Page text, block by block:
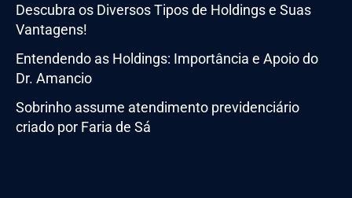
Descubra os Diversos Tipos de Holdings e Suas
Vantagens!
Entendendo as Holdings: Importância e Apoio do
Dr. Amancio
Sobrinho assume atendimento previdenciário
criado por Faria de Sá